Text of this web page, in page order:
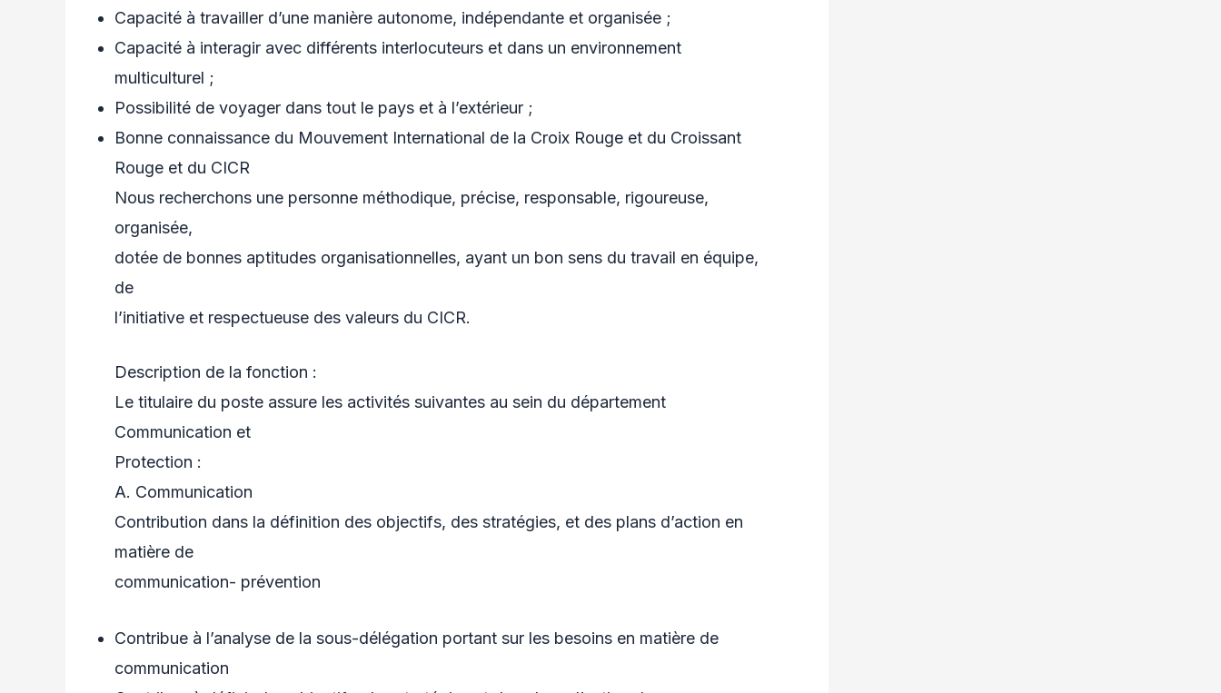
Capacité à travailler d’une manière autonome, indépendante et organisée ;
Capacité à interagir avec différents interlocuteurs et dans un environnement
multiculturel ;
Possibilité de voyager dans tout le pays et à l’extérieur ;
Bonne connaissance du Mouvement International de la Croix Rouge et du Croissant
Rouge et du CICR
Nous recherchons une personne méthodique, précise, responsable, rigoureuse,
organisée,
dotée de bonnes aptitudes organisationnelles, ayant un bon sens du travail en équipe,
de
l’initiative et respectueuse des valeurs du CICR.
Description de la fonction :
Le titulaire du poste assure les activités suivantes au sein du département
Communication et
Protection :
A. Communication
Contribution dans la définition des objectifs, des stratégies, et des plans d’action en
matière de
communication- prévention
Contribue à l’analyse de la sous-délégation portant sur les besoins en matière de
communication